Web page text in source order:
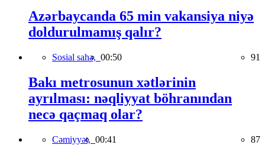
Azərbaycanda 65 min vakansiya niyə
doldurulmamış qalır?
Sosial sahə, 00:50 91
Bakı metrosunun xətlərinin
ayrılması: nəqliyyat böhranından
necə qaçmaq olar?
Cəmiyyət, 00:41 87